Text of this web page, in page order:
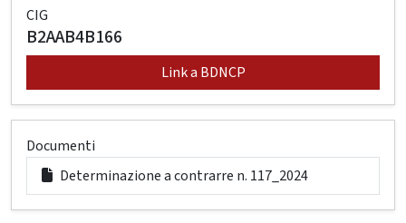
CIG
B2AAB4B166
Link a BDNCP
Documenti
Determinazione a contrarre n. 117_2024